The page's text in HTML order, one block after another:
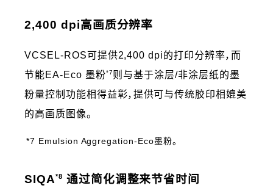
2,400 dpi高画质分辨率
VCSEL-ROS可提供2,400 dpi的打印分辨率，而
节能EA-Eco 墨粉*7则与基于涂层/非涂层纸的墨
粉量控制功能相得益彰，提供可与传统胶印相媲美
的高画质图像。
*7 Emulsion Aggregation-Eco墨粉。
SIQA*8 通过简化调整来节省时间